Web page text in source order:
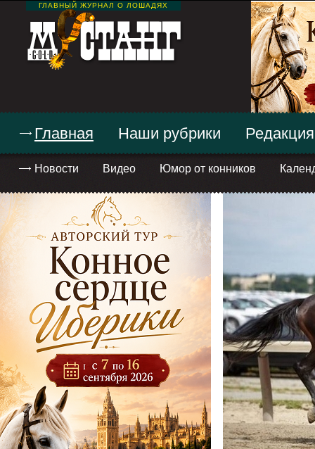
ГЛАВНЫЙ ЖУРНАЛ О ЛОШАДЯХ
Главная
Новости Видео Юмор от конников
Наши рубрики Редакция